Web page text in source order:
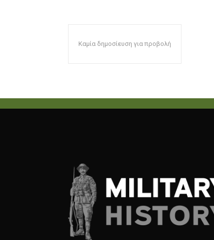
Καμία δημοσίευση για προβολή